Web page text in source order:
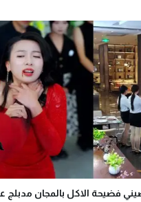
فضيحة الاكل بالمجان مدبلج